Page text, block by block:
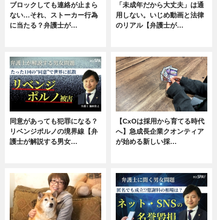
ブロックしても連絡が止まら
ない…それ、ストーカー行為
に当たる？弁護士が…
「未成年だから大丈夫」は通
用しない。いじめ動画と法律
のリアル【弁護士が…
同意があっても犯罪になる？
リベンジポルノの境界線【弁
護士が解説する男女…
【CxOは採用から育てる時代
へ】急成長企業クオンティア
が始める新しい採…